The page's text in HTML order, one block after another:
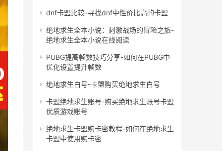
dnf卡盟比较-寻找dnf中性价比高的卡盟
绝地求生全本小说：刺激战场的冒险之旅-
绝地求生全本小说在线阅读
PUBG提高帧数技巧分享-如何在PUBG中
优化设置提升帧数
绝地求生白号-卡盟购买绝地求生白号
卡盟绝地求生账号-购买绝地求生账号卡盟
优质游戏账号
绝地求生卡盟购卡密教程-如何在绝地求生
卡盟中使用购卡密